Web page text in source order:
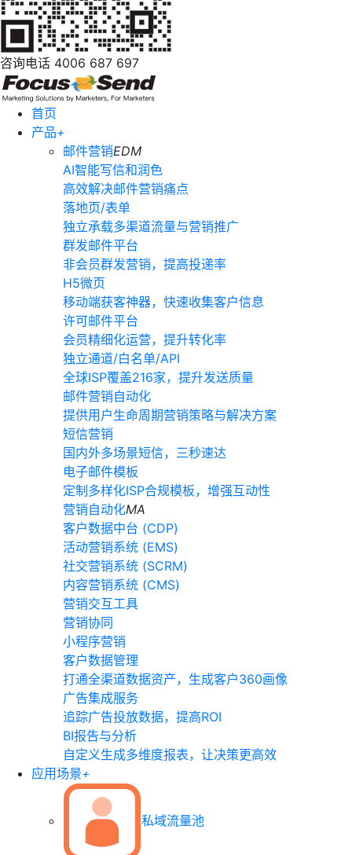
咨询电话 4006 687 697
首页
产品+
邮件营销EDM
AI智能写信和润色
高效解决邮件营销痛点
落地页/表单
独立承载多渠道流量与营销推广
群发邮件平台
非会员群发营销，提高投递率
H5微页
移动端获客神器，快速收集客户信息
许可邮件平台
会员精细化运营，提升转化率
独立通道/白名单/API
全球ISP覆盖216家，提升发送质量
邮件营销自动化
提供用户生命周期营销策略与解决方案
短信营销
国内外多场景短信，三秒速达
电子邮件模板
定制多样化ISP合规模板，增强互动性
营销自动化MA
客户数据中台 (CDP)
活动营销系统 (EMS)
社交营销系统 (SCRM)
内容营销系统 (CMS)
营销交互工具
营销协同
小程序营销
客户数据管理
打通全渠道数据资产，生成客户360画像
广告集成服务
追踪广告投放数据，提高ROI
BI报告与分析
自定义生成多维度报表，让决策更高效
应用场景+
私域流量池